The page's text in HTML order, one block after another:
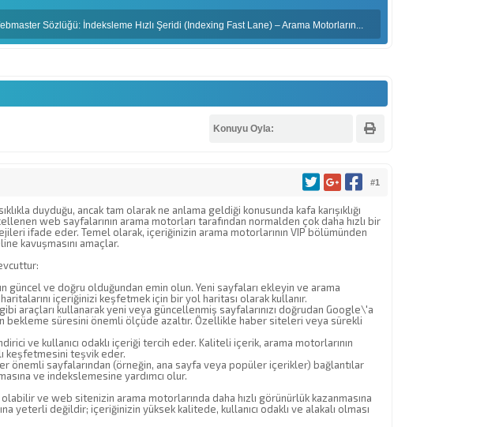
Sözlüğü: İndeksleme Hızlı Şeridi (Indexing Fast Lane) – Arama Motorların...
Konuyu Oyla:
#1
duyduğu, ancak tam olarak ne anlama geldiği konusunda kafa karışıklığı
web sayfalarının arama motorları tarafından normalden çok daha hızlı bir
ifade eder. Temel olarak, içeriğinizin arama motorlarının VIP bölümünden
kavuşmasını amaçlar.
güncel ve doğru olduğundan emin olun. Yeni sayfaları ekleyin ve arama
içeriğinizi keşfetmek için bir yol haritası olarak kullanır.
araçları kullanarak yeni veya güncellenmiş sayfalarınızı doğrudan Google\'a
bekleme süresini önemli ölçüde azaltır. Özellikle haber siteleri veya sürekli
ve kullanıcı odaklı içeriği tercih eder. Kaliteli içerik, arama motorlarının
keşfetmesini teşvik eder.
önemli sayfalarından (örneğin, ana sayfa veya popüler içerikler) bağlantılar
ve indekslemesine yardımcı olur.
ve web sitenizin arama motorlarında daha hızlı görünürlük kazanmasına
yeterli değildir; içeriğinizin yüksek kalitede, kullanıcı odaklı ve alakalı olması